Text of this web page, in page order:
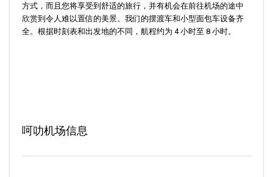
方式，而且您将享受到舒适的旅行，并有机会在前往机场的途中
欣赏到令人难以置信的美景。我们的摆渡车和小型面包车设备齐
全。根据时刻表和出发地的不同，航程约为 4 小时至 8 小时。
呵叻机场信息